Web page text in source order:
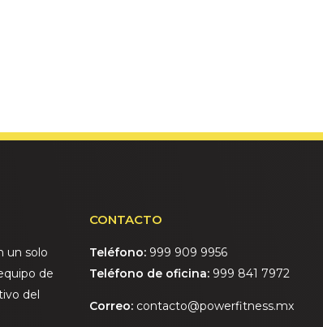
un solo
de
del
CONTACTO
Teléfono: 999 909 9956
Teléfono de oficina: 999 841 7972
Correo: contacto@powerfitness.mx